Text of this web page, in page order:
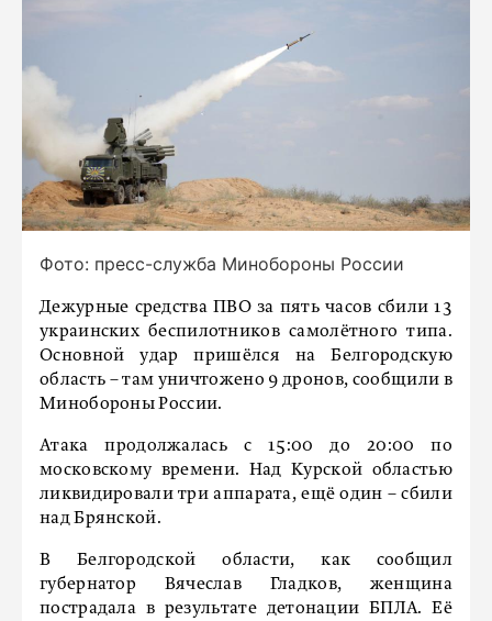
Фото: пресс-служба Минобороны России
Дежурные средства ПВО за пять часов сбили 13
украинских беспилотников самолётного типа.
Основной удар пришёлся на Белгородскую
область – там уничтожено 9 дронов, сообщили в
Минобороны России.
Атака продолжалась с 15:00 до 20:00 по
московскому времени. Над Курской областью
ликвидировали три аппарата, ещё один – сбили
над Брянской.
В Белгородской области, как сообщил
губернатор Вячеслав Гладков, женщина
пострадала в результате детонации БПЛА. Её